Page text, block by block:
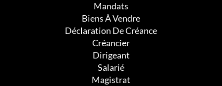
Mandats
Biens À Vendre
Déclaration De Créance
Créancier
Dirigeant
Salarié
Magistrat